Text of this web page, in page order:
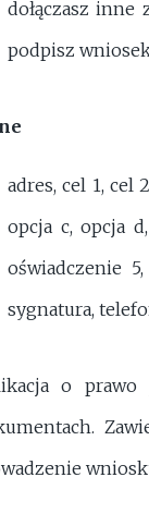
dołączasz
podpisz
adres, cel 1, cel
opcja c, opcja
oświadczenie
sygnatura,
o